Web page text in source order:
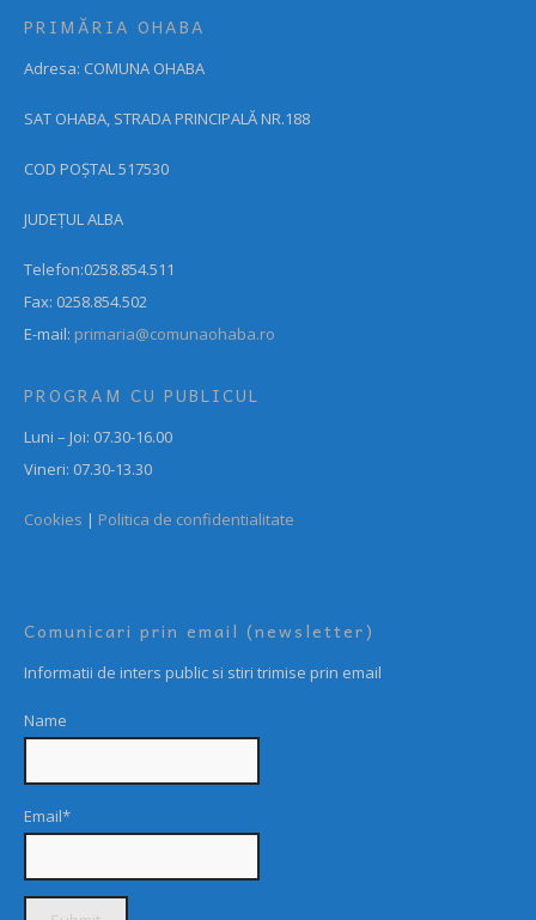
PRIMĂRIA OHABA
Adresa: COMUNA OHABA
SAT OHABA, STRADA PRINCIPALĂ NR.188
COD POȘTAL 517530
JUDEȚUL ALBA
Telefon:0258.854.511
Fax: 0258.854.502
E-mail: primaria@comunaohaba.ro
PROGRAM CU PUBLICUL
Luni – Joi: 07.30-16.00
Vineri: 07.30-13.30
Cookies | Politica de confidentialitate
Comunicari prin email (newsletter)
Informatii de inters public si stiri trimise prin email
Name
Email*